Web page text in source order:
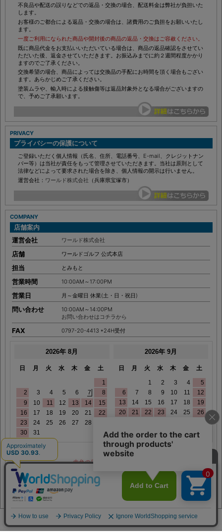
不良品や配送の誤りなどでの返品・交換の場合、配送料金は弊社が負担いた
します。
お客様のご都合による返品・交換の場合は、諸費用のご負担をお願いいたし
ます。
一度ご利用になられた商品や開封後の商品の返品・交換はご容赦ください。
既に商品代金をお支払いいただいている場合は、商品の返品確認をさせてい
ただいた後、返金させていただきます。お振込みまでに約２週間程度かかり
ますのでご了承ください。
交換希望の場合、商品によっては交換品の手配にお時間を頂く場合もござい
ます。あらかじめご了承ください。
塗装ムラや、輸入時による接触傷等は返品対象外となる場合がございますの
で、予めご了承願います。
PRIVACY
プライバシーの保護について
ご登録いただく個人情報（氏名、住所、電話番号、E-mail、クレジットナン
バー等）は当社が責任をもって管理させていただきます。当社は原則として
法律などによって要求された場合を除き、個人情報の開示は行いません。
運営会社： ワールド株式会社 （兵庫県宝塚市）
COMPANY
店舗案内
運営会社
ワールド株式会社
店舗 ワールドゴルフ 公式本店
担当 とみもと
営業時間 10:00AM～17:00PM
営業日 月～金曜日 休業(土・日・祝日)
問い合わせ
10:00AM～14:00PM
お問い合わせはコチラから
FAX 0797-20-4413 *24H受付